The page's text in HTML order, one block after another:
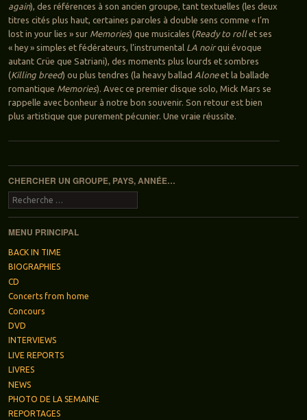
again), des références à son ancien groupe, tant textuelles (les deux
titres cités plus haut, certaines paroles à double sens comme « I’m
lost in your lies » sur Memories) que musicales (Ready to rollet ses
« hey » simples et fédérateurs, l’instrumental LA noirqui évoque
autant Crüe que Satriani), des moments plus lourds et sombres
(Killing breed) ou plus tendres (la heavy ballad Aloneet la ballade
romantique Memories). Avec ce premier disque solo, Mick Mars se
rappelle avec bonheur à notre bon souvenir. Son retour est bien
plus artistique que purement pécunier. Une vraie réussite.
Navigation des articles
CHERCHER UN GROUPE, PAYS, ANNÉE…
Recherche
MENU PRINCIPAL
BACK IN TIME
BIOGRAPHIES
CD
Concerts from home
Concours
DVD
INTERVIEWS
LIVE REPORTS
LIVRES
NEWS
PHOTO DE LA SEMAINE
REPORTAGES